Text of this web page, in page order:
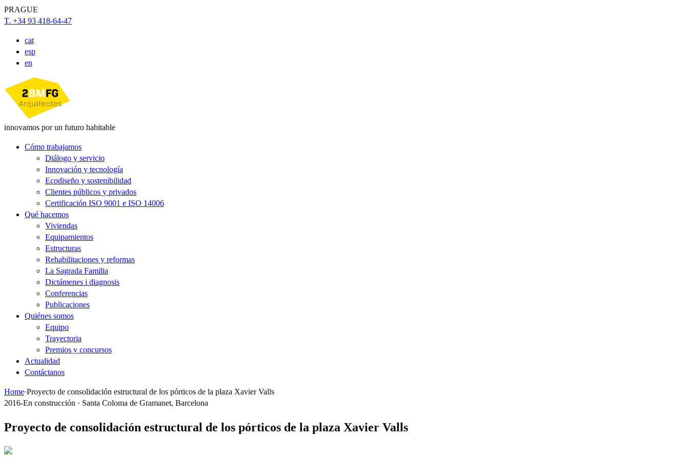
PRAGUE
T. +34 93 418-64-47
cat
esp
en
innovamos por un futuro habitable
Cómo trabajamos
Diálogo y servicio
Innovación y tecnología
Ecodiseño y sostenibilidad
Clientes públicos y privados
Certificación ISO 9001 e ISO 14006
Qué hacemos
Viviendas
Equipamientos
Estructuras
Rehabilitaciones y reformas
La Sagrada Familia
Dictámenes i diagnosis
Conferencias
Publicaciones
Quiénes somos
Equipo
Trayectoria
Premios y concursos
Actualidad
Contáctanos
Home·Proyecto de consolidación estructural de los pórticos de la plaza Xavier Valls
2016-En construcción · Santa Coloma de Gramanet, Barcelona
Proyecto de consolidación estructural de los pórticos de la plaza Xavier Valls